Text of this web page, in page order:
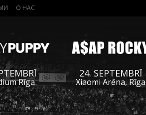
О НАС
Rīga
24. SEPTEMBRĪ
Xiaomi Arēna, Rīga